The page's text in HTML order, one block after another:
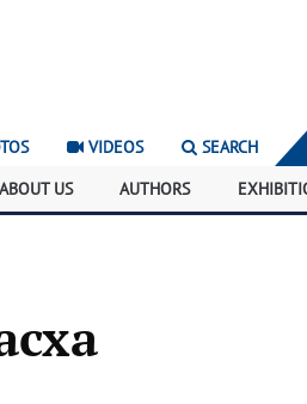
VIDEOS SEARCH
ABOUT US AUTHORS